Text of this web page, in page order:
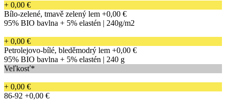
+ 0,00 €
Bílo-zelené, tmavě zelený lem +0,00 €
95% BIO bavlna + 5% elastén | 240g/m2
+ 0,00 €
Petrolejovo-bílé, bleděmodrý lem +0,00 €
95% BIO bavlna + 5% elastén | 240 g
Veľkosť*
+ 0,00 €
86-92 +0,00 €